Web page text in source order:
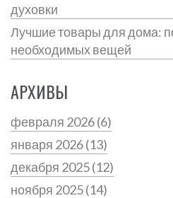
духовки
Лучшие товары для дома:
необходимых вещей
АРХИВЫ
февраля 2026(6)
января 2026(13)
декабря 2025(12)
ноября 2025(14)